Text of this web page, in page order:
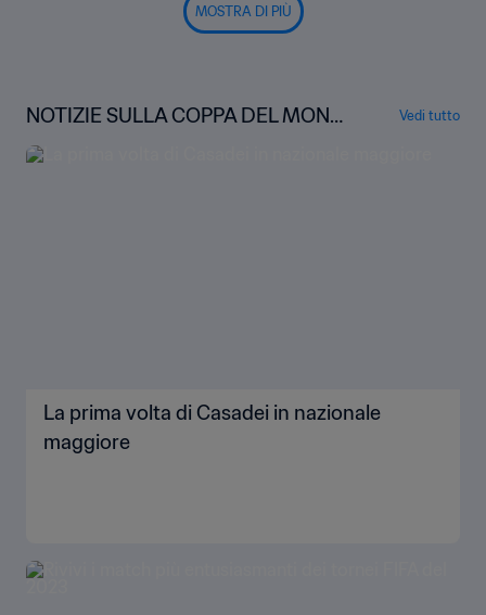
MOSTRA DI PIÙ
NOTIZIE SULLA COPPA DEL MOND
O FIFA U-20
Vedi tutto
La prima volta di Casadei in nazionale
maggiore